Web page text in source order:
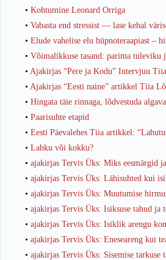
• Kohtumine Leonard Orriga
• Vabasta end stressist — lase kehal
• Elude vahelise elu hüpnoteraapiast –
• Võimalikkuse tasand: parima
• Ajakirjas “Pere ja Kodu” Intervjuu
• Ajakirjas “Eesti naine” artikkel Tiia
• Hingata täie rinnaga, lõdvestuda
• Paarisuhte etapid
• Eesti Päevalehes Tiia artikkel:
• Lahku või kokku?
• ajakirjas Tervis Üks: Miks eesmärgid
• ajakirjas Tervis Üks: Lähisuhted kui
• ajakirjas Tervis Üks: Muutumise
• ajakirjas Tervis Üks: Isiksuse tahud ja
• ajakirjas Tervis Üks: Isiklik arengu
• ajakirjas Tervis Üks: Eneseareng kui
• ajakirjas Tervis Üks: Sisemise tarkuse